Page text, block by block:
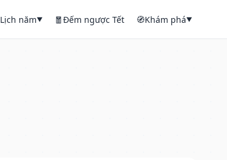
Lịch năm▼ 🧧Đếm ngược Tết 🧭Khám phá▼